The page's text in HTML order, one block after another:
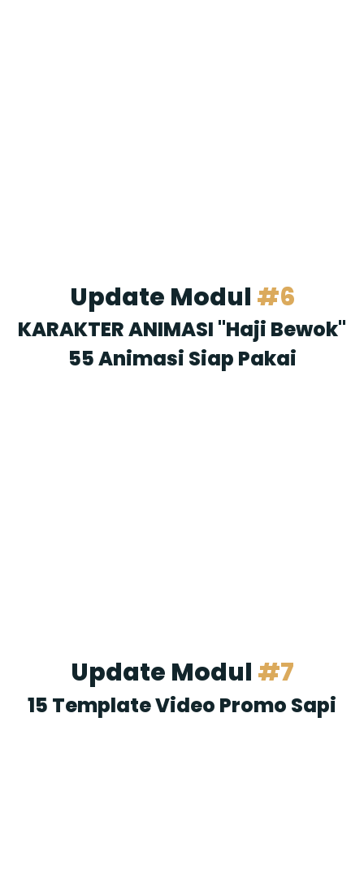
Update Modul #6
KARAKTER ANIMASI "Haji Bewok"
55 Animasi Siap Pakai
Update Modul #7
15 Template Video Promo Sapi